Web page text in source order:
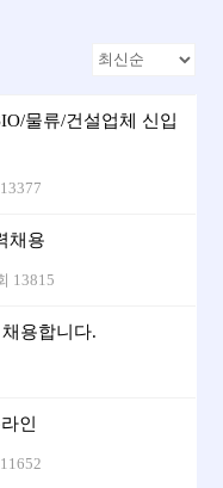
물류/건설업체 신입
채용
13815
용합니다.
인